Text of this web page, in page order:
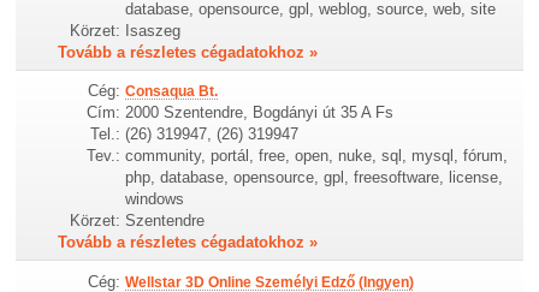
database, opensource, gpl, weblog, source, web, site
Körzet: Isaszeg
Tovább a részletes cégadatokhoz »
Cég: Consaqua Bt.
Cím: 2000 Szentendre, Bogdányi út 35 A Fs
Tel.: (26) 319947, (26) 319947
Tev.: community, portál, free, open, nuke, sql, mysql, fórum,
php, database, opensource, gpl, freesoftware, license,
windows
Körzet: Szentendre
Tovább a részletes cégadatokhoz »
Cég: Wellstar 3D Online Személyi Edző (Ingyen)